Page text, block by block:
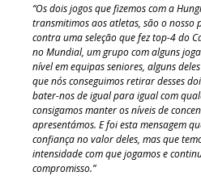
“Os dois jogos que fizemos com a
transmitimos aos atletas, são o nosso
contra uma seleção que fez top-4 do
no Mundial, um grupo com alguns
nível em equipas seniores, alguns
que nós conseguimos retirar desses
bater-nos de igual para igual com
consigamos manter os níveis de
apresentámos. E foi esta mensagem
confiança no valor deles, mas que
intensidade com que jogamos e
compromisso.”